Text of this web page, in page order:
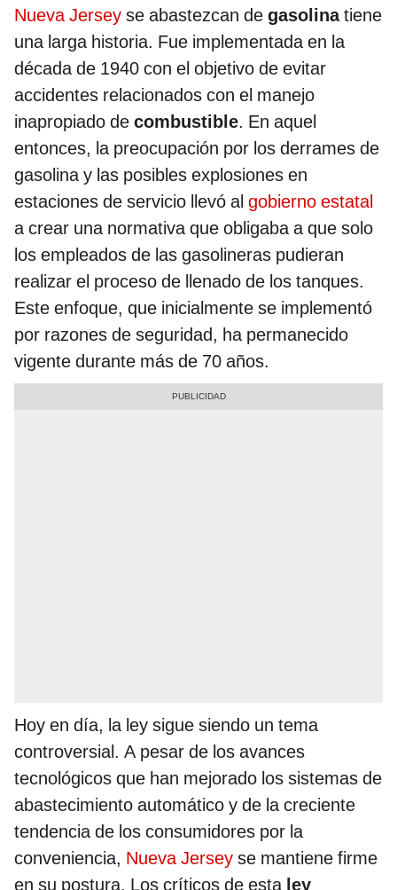
Nueva Jersey se abastezcan de gasolinatiene
una larga historia. Fue implementada en la
década de 1940 con el objetivo de evitar
accidentes relacionados con el manejo
inapropiado de combustible. En aquel
entonces, la preocupación por los derrames de
gasolina y las posibles explosiones en
estaciones de servicio llevó al gobierno estatal
a crear una normativa que obligaba a que solo
los empleados de las gasolineras pudieran
realizar el proceso de llenado de los tanques.
Este enfoque, que inicialmente se implementó
por razones de seguridad, ha permanecido
vigente durante más de 70 años.
Hoy en día, la ley sigue siendo un tema
controversial. A pesar de los avances
tecnológicos que han mejorado los sistemas de
abastecimiento automático y de la creciente
tendencia de los consumidores por la
conveniencia, Nueva Jersey se mantiene firme
en su postura. Los críticos de esta ley